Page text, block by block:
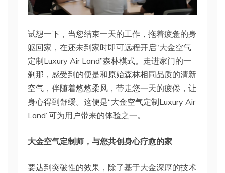
试想一下，当您结束一天的工作，拖着疲惫的身
躯回家，在还未到家时即可远程开启“大金空气
定制Luxury Air Land”森林模式。走进家门的一
刹那，感受到的便是和原始森林相同品质的清新
空气，伴随着悠悠柔风，带走您一天的疲倦，让
身心得到舒缓。这便是“大金空气定制Luxury Air
Land”可为用户带来的体验之一。
大金空气定制师，与您共创身心疗愈的家
要达到突破性的效果，除了基于大金深厚的技术